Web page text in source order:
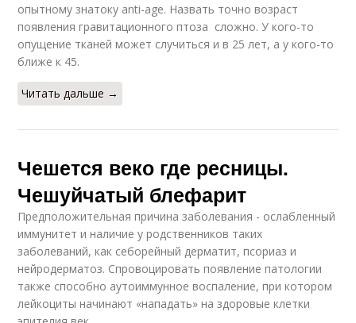
опытному знатоку anti-age. Назвать точно возраст
появления гравитационного птоза сложно. У кого-то
опущение тканей может случиться и в 25 лет, а у кого-то
ближе к 45.
Читать дальше →
Чешется веко где ресницы.
Чешуйчатый блефарит
Предположительная причина заболевания - ослабленный
иммунитет и наличие у родственников таких
заболеваний, как себорейный дерматит, псориаз и
нейродерматоз. Спровоцировать появление патологии
также способно аутоиммунное воспаление, при котором
лейкоциты начинают «нападать» на здоровые клетки